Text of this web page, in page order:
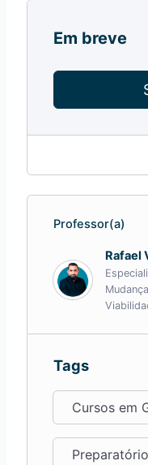
Em breve
Professor(a)
Rafael
Tags
Cursos em